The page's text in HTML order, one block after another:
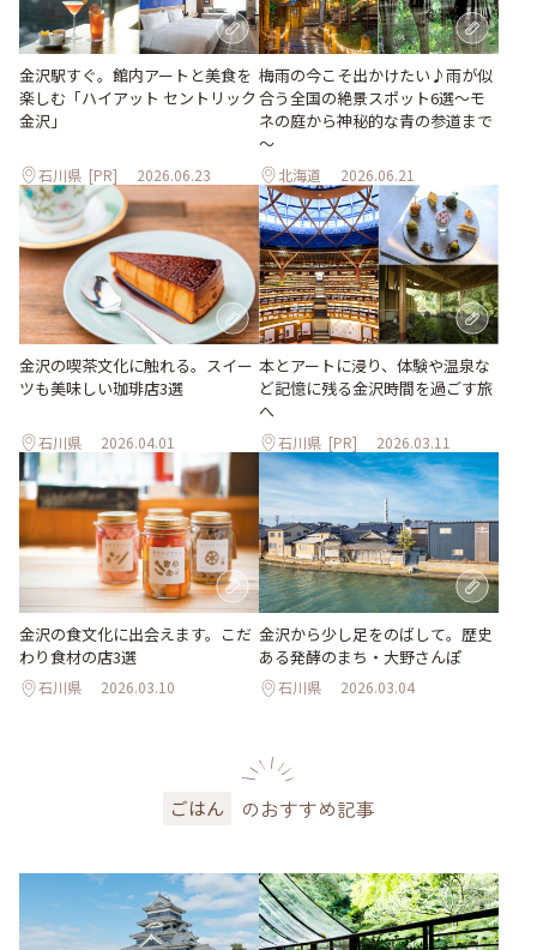
金沢駅すぐ。館内アートと美食を
楽しむ「ハイアット セントリック
金沢」
石川県 [PR] 2026.06.23
梅雨の今こそ出かけたい♪雨が似
合う全国の絶景スポット6選～モ
ネの庭から神秘的な青の参道まで
～
北海道 2026.06.21
金沢の喫茶文化に触れる。スイー
ツも美味しい珈琲店3選
石川県 2026.04.01
本とアートに浸り、体験や温泉な
ど記憶に残る金沢時間を過ごす旅
へ
石川県 [PR] 2026.03.11
金沢の食文化に出会えます。こだ
わり食材の店3選
石川県 2026.03.10
金沢から少し足をのばして。歴史
ある発酵のまち・大野さんぽ
石川県 2026.03.04
ごはん のおすすめ記事